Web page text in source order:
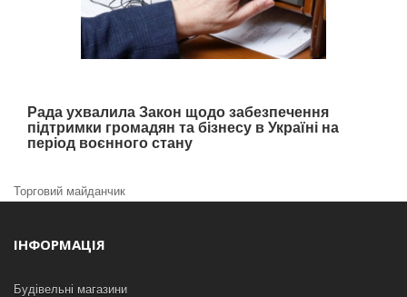
Рада ухвалила Закон щодо забезпечення
підтримки громадян та бізнесу в Україні на
період воєнного стану
Торговий майданчик
ІНФОРМАЦІЯ
Будівельні магазини